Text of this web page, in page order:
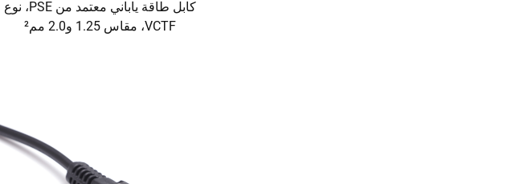
كابل طاقة ياباني معتمد من PSE، نوع
VCTF، مقاس 1.25 و2.0 مم²